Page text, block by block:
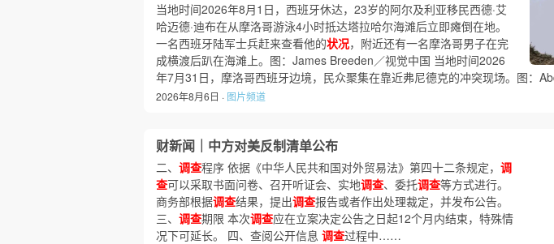
当地时间2026年8月1日，西班牙休达，23岁的阿尔及利亚移民西德·艾
哈迈德·迪布在从摩洛哥游泳4小时抵达塔拉哈尔海滩后立即瘫倒在地。
一名西班牙陆军士兵赶来查看他的状况，附近还有一名摩洛哥男子在完
成横渡后趴在海滩上。图：James Breeden／视觉中国 当地时间2026
年7月31日，摩洛哥西班牙边境，民众聚集在靠近弗尼德克的冲突现场。图：
2026年8月6日 · 图片频道
财新闻｜中方对美反制清单公布
二、 调查程序 依据《中华人民共和国对外贸易法》第四十二条规定， 调
查可以采取书面问卷、召开听证会、实地调查、委托调查等方式进行。
商务部根据调查结果，提出调查报告或者作出处理裁定，并发布公告。
三、 调查期限 本次调查应在立案决定公告之日起12个月内结束，特殊情
况下可延长。 四、查阅公开信息 调查过程中……